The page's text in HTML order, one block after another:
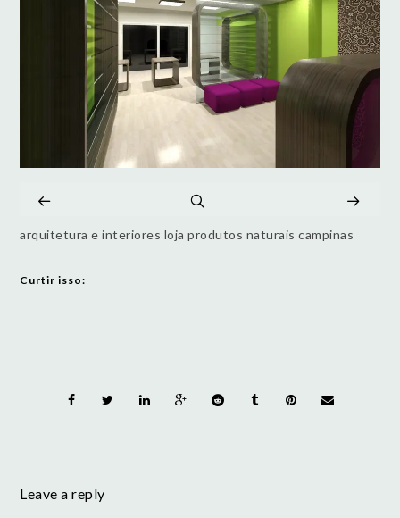
arquitetura e interiores loja produtos naturais campinas
Curtir isso:
Leave a reply